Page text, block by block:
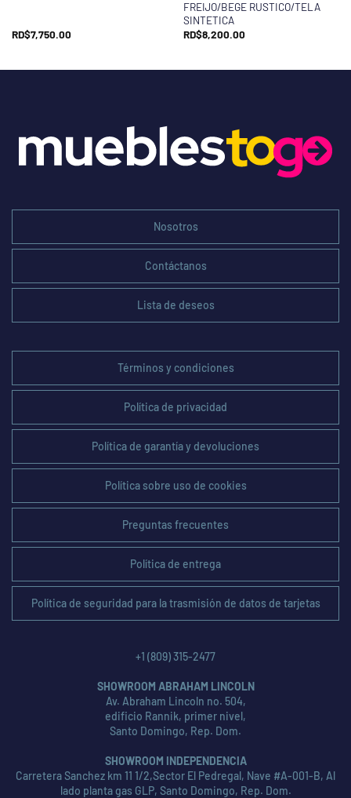
RD$7,750.00
FREIJO/BEGE RUSTICO/TELA
SINTETICA
RD$8,200.00
Nosotros
Contáctanos
Lista de deseos
Términos y condiciones
Política de privacidad
Política de garantía y devoluciones
Política sobre uso de cookies
Preguntas frecuentes
Política de entrega
Política de seguridad para la trasmisión de datos de tarjetas
+1 (809) 315-2477
SHOWROOM ABRAHAM LINCOLN
Av. Abraham Lincoln no. 504,
edificio Rannik, primer nivel,
Santo Domingo, Rep. Dom.
SHOWROOM INDEPENDENCIA
Carretera Sanchez km 11 1/2,Sector El Pedregal, Nave #A-001-B, Al
lado planta gas GLP, Santo Domingo, Rep. Dom.